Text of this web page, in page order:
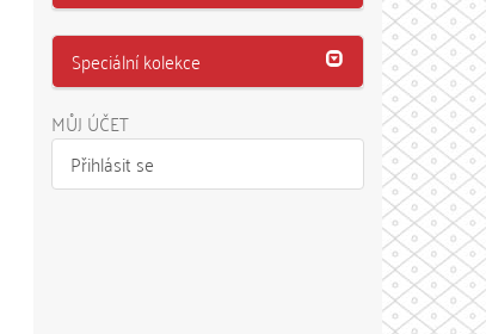
Speciální kolekce
MŮJ ÚČET
Přihlásit se